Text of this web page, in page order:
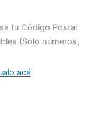
tu Código Postal
(Solo números,
acá